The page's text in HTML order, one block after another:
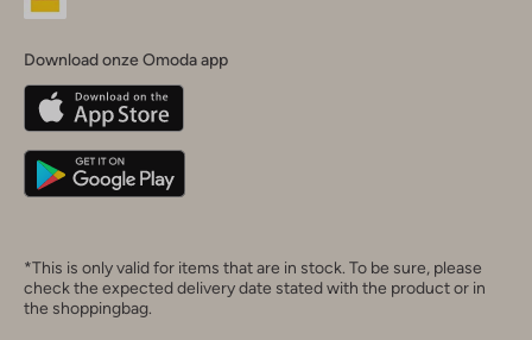
Belgique(Français)
Deutschland
Download onze Omoda app
*This is only valid for items that are in stock. To be sure, please
check the expected delivery date stated with the product or in
the shoppingbag.